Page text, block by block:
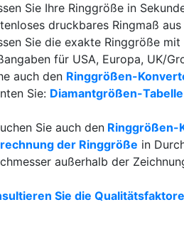
Sie Ihre Ringgröße in
druckbares Ringmaß aus
Sie die exakte Ringgröße
für USA, Europa, UK/
auch den Ringgrößen-
Sie: Diamantgrößen-Tabelle
Sie auch den Ringgrößen-
der Ringgröße in
außerhalb der
Sie die